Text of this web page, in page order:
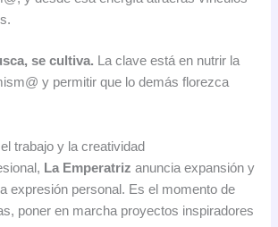
se cultiva. La clave está en nutrir la
y permitir que lo demás florezca
trabajo y la creatividad
La Emperatriz anuncia expansión y
expresión personal. Es el momento de
poner en marcha proyectos inspiradores